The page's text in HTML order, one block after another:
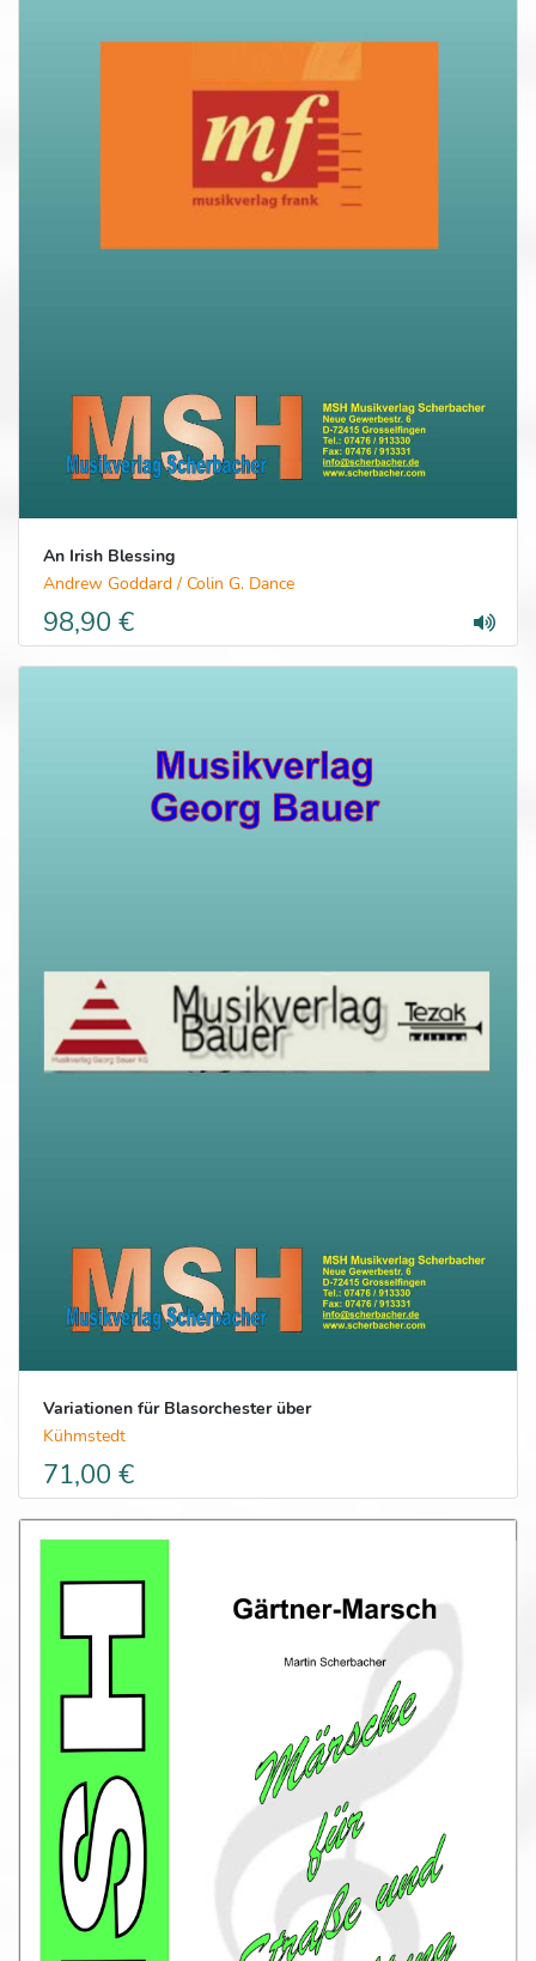
An Irish Blessing
Andrew Goddard / Colin G. Dance
98,90 €
Variationen für Blasorchester über
Kühmstedt
71,00 €